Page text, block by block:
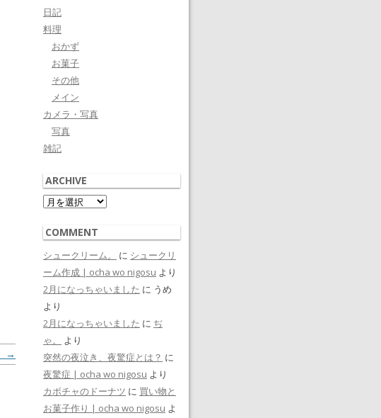
→
日記
料理
おかず
お菓子
その他
メイン
カメラ・写真
写真
雑記
ARCHIVE
Archive
COMMENT
シュークリーム。 に シュークリ
ーム作成 | ocha wo nigosu より
2月になっちゃいました に うめ
より
2月になっちゃいました に ぢ
ゃ。
より
突然の夜泣き、夜驚症とは？ に
夜驚症 | ocha wo nigosu より
カボチャのドーナツ に 買い物と
お菓子作り | ocha wo nigosu よ